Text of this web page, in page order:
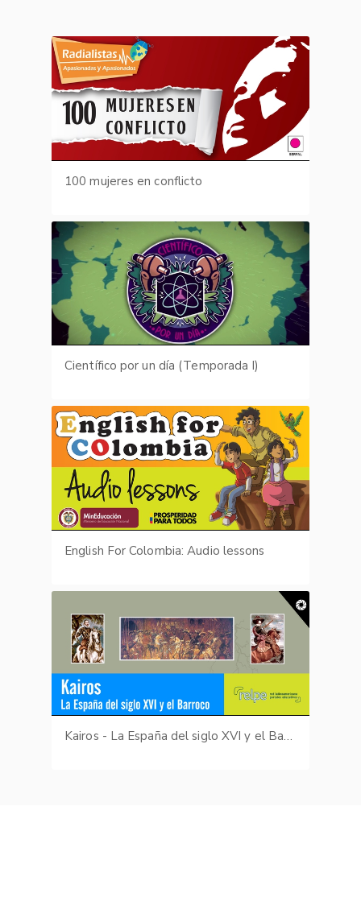
100 mujeres en conflicto
Científico por un día (Temporada I)
English For Colombia: Audio lessons
Kairos - La España del siglo XVI y el Barroco